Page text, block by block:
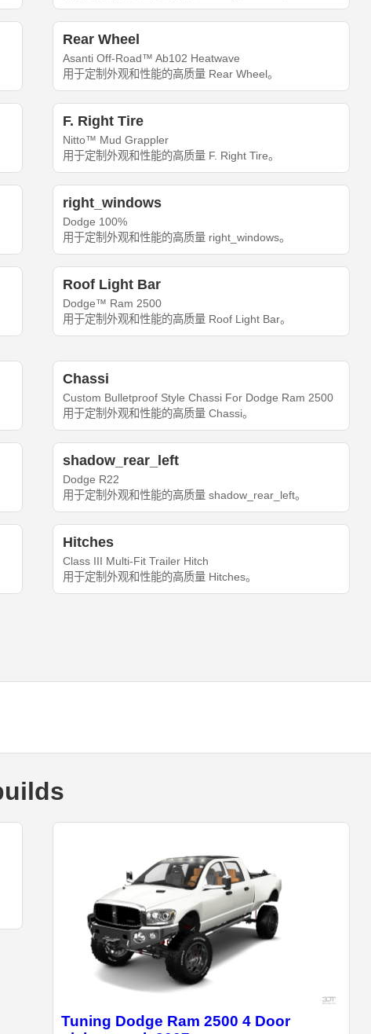
Rear Wheel
Asanti Off-Road™ Ab102 Heatwave
用于定制外观和性能的高质量 Rear Wheel。
F. Right Tire
Nitto™ Mud Grappler
用于定制外观和性能的高质量 F. Right Tire。
right_windows
Dodge 100%
用于定制外观和性能的高质量 right_windows。
Roof Light Bar
Dodge™ Ram 2500
用于定制外观和性能的高质量 Roof Light Bar。
Chassi
Custom Bulletproof Style Chassi For Dodge Ram 2500
用于定制外观和性能的高质量 Chassi。
shadow_rear_left
Dodge R22
用于定制外观和性能的高质量 shadow_rear_left。
Hitches
Class III Multi-Fit Trailer Hitch
用于定制外观和性能的高质量 Hitches。
Tuning Dodge Ram 2500 4 Door